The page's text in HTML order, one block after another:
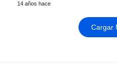
14 años hace
Cargar